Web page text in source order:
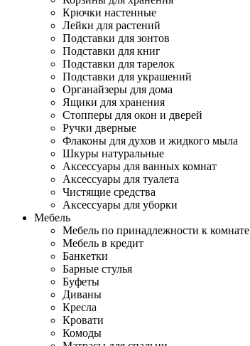
Крючки настенные
Лейки для растений
Подставки для зонтов
Подставки для книг
Подставки для тарелок
Подставки для украшений
Органайзеры для дома
Ящики для хранения
Стопперы для окон и дверей
Ручки дверные
Флаконы для духов и жидкого мыла
Шкуры натуральные
Аксессуары для ванных комнат
Аксессуары для туалета
Чистящие средства
Аксессуары для уборки
Мебель
Мебель по принадлежности к комнате
Мебель в кредит
Банкетки
Барные стулья
Буфеты
Диваны
Кресла
Кровати
Комоды